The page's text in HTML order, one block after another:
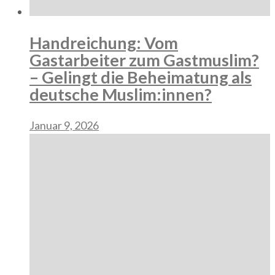
Handreichung: Vom
Gastarbeiter zum Gastmuslim?
– Gelingt die Beheimatung als
deutsche Muslim:innen?
Januar 9, 2026